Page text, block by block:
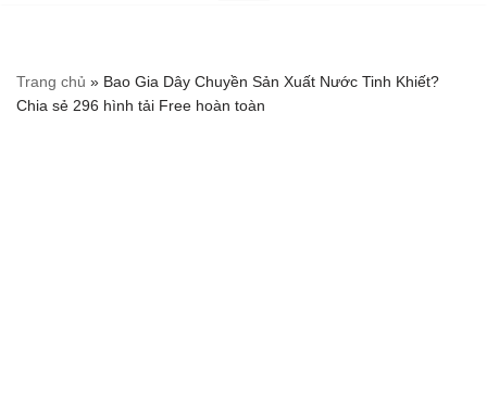
Trang chủ » Bao Gia Dây Chuyền Sản Xuất Nước Tinh Khiết?
Chia sẻ 296 hình tải Free hoàn toàn